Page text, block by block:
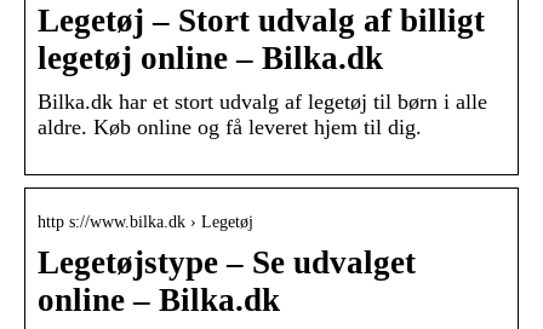
Legetøj – Stort udvalg af billigt
legetøj online – Bilka.dk
Bilka.dk har et stort udvalg af legetøj til børn i alle
aldre. Køb online og få leveret hjem til dig.
http s://www.bilka.dk › Legetøj
Legetøjstype – Se udvalget
online – Bilka.dk